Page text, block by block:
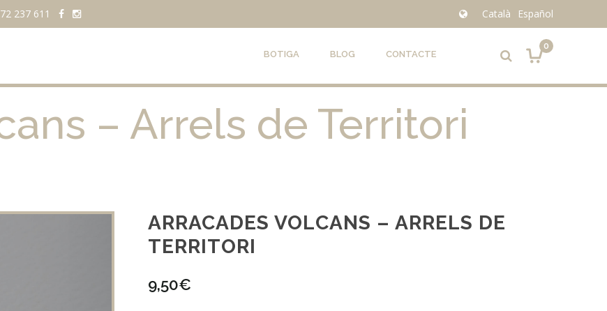
237 611 Català Español
0
BOTIGA
BLOG CONTACTE
– Arrels de Territori
ARRACADES VOLCANS – ARRELS DE
TERRITORI
9,50€